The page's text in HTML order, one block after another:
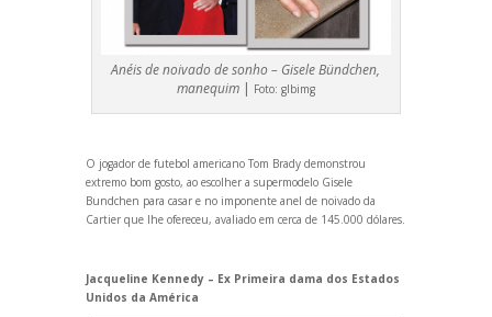
Anéis de noivado de sonho – Gisele Bündchen,
manequim| Foto: glbimg
O jogador de futebol americano Tom Brady demonstrou
extremo bom gosto, ao escolher a supermodelo Gisele
Bundchen para casar e no imponente anel de noivado da
Cartier que lhe ofereceu, avaliado em cerca de 145.000 dólares.
Jacqueline Kennedy – Ex Primeira dama dos Estados
Unidos da América